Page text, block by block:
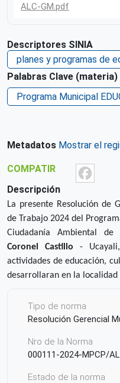
ALC-GM.pdf
Descriptores SINIA
planes y programas de
Palabras Clave (materia)
Programa Municipal
Metadatos Mostrar el
COMPATIR
Descripción
La presente Resolución de
de Trabajo 2024 del
Ciudadanía Ambiental
Coronel Castillo - Ucayali
actividades de educación,
desarrollaran en la
Tipo de norma
Resolución Gerencial
Nro de la Norma
000111-2024-MPCP/
Estado de la norma